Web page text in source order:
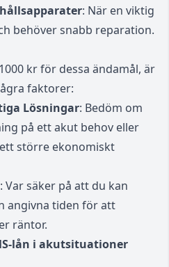
: När en viktig
behöver snabb reparation.
kr för dessa ändamål, är
faktorer:
Lösningar: Bedöm om
på ett akut behov eller
större ekonomiskt
: Var säker på att du kan
angivna tiden för att
räntor.
lån i akutsituationer